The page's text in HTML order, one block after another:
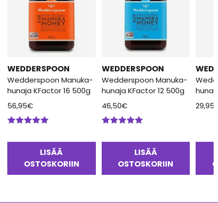
WEDDERSPOON
Wedderspoon Manuka-
hunaja KFactor 16 500g
56,95€
LISÄÄ
OSTOSKORIIN
WEDDERSPOON
Wedderspoon Manuka-
hunaja KFactor 12 500g
46,50€
LISÄÄ
OSTOSKORIIN
29,95